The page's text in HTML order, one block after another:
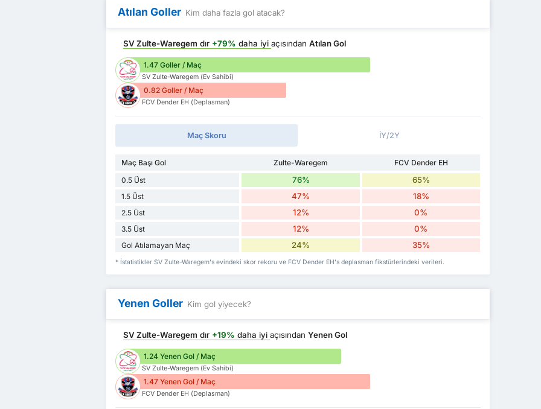
Atılan Goller Kim daha fazla gol atacak?
SV Zulte-Waregem dır +79% daha iyiaçısındanAtılan Gol
1.47 Goller / Maç
SV Zulte-Waregem (Ev Sahibi)
0.82 Goller / Maç
FCV Dender EH (Deplasman)
Maç Skoru İY/2Y
Maç Başı Gol Zulte-Waregem
FCV Dender EH
0.5 Üst
76% 65%
1.5 Üst 47% 18%
2.5 Üst 12% 0%
3.5 Üst 12% 0%
Gol Atılamayan Maç 24% 35%
* İstatistikler SV Zulte-Waregem's evindeki skor rekoru ve FCV Dender EH's deplasman fikstürlerindeki verileri.
Yenen Goller Kim gol yiyecek?
SV Zulte-Waregem dır +19% daha iyiaçısındanYenen Gol
1.24 Yenen Gol / Maç
SV Zulte-Waregem (Ev Sahibi)
1.47 Yenen Gol / Maç
FCV Dender EH (Deplasman)